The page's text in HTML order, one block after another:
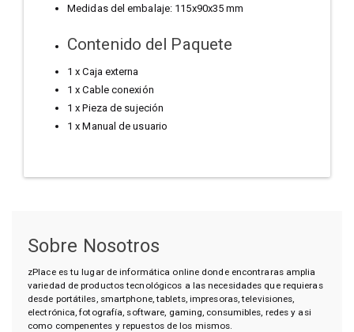
Medidas del embalaje: 115x90x35 mm
Contenido del Paquete
1 x Caja externa
1 x Cable conexión
1 x Pieza de sujeción
1 x Manual de usuario
Sobre Nosotros
zPlace es tu lugar de informática online donde encontraras amplia
variedad de productos tecnológicos a las necesidades que requieras
desde portátiles, smartphone, tablets, impresoras, televisiones,
electrónica, fotografía, software, gaming, consumibles, redes y asi
como compenentes y repuestos de los mismos.